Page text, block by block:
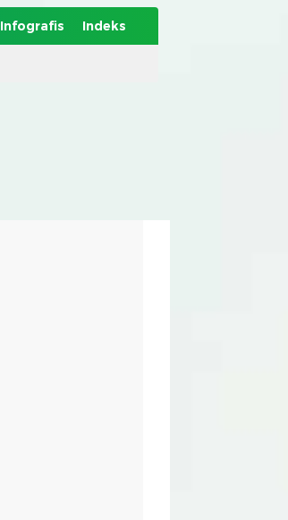
Infografis Indeks